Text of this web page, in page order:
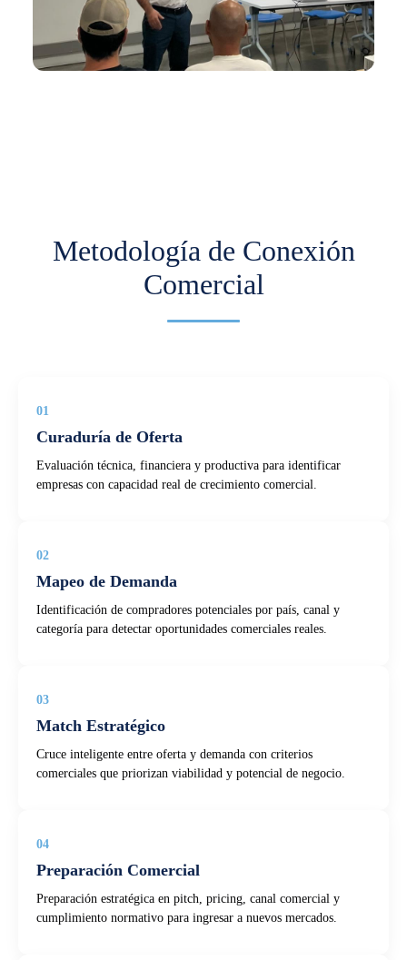
Metodología de Conexión
Comercial
01
Curaduría de Oferta
Evaluación técnica, financiera y productiva para identificar
empresas con capacidad real de crecimiento comercial.
02
Mapeo de Demanda
Identificación de compradores potenciales por país, canal y
categoría para detectar oportunidades comerciales reales.
03
Match Estratégico
Cruce inteligente entre oferta y demanda con criterios
comerciales que priorizan viabilidad y potencial de negocio.
04
Preparación Comercial
Preparación estratégica en pitch, pricing, canal comercial y
cumplimiento normativo para ingresar a nuevos mercados.